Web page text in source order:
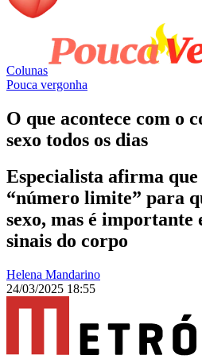
Colunas
Pouca vergonha
O que acontece com o
sexo todos os dias
Especialista afirma que
“número limite” para
sexo, mas é importante
sinais do corpo
Helena Mandarino
24/03/2025 18:55